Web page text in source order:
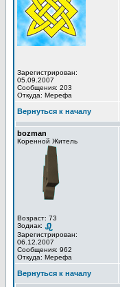
Зарегистрирован:
05.09.2007
Сообщения: 203
Откуда: Мерефа
Вернуться к началу
bozman
Коренной Житель
Возраст: 73
Зодиак:
Зарегистрирован:
06.12.2007
Сообщения: 962
Откуда: Мерефа
Вернуться к началу